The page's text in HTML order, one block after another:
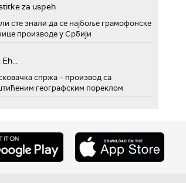
za uspeh
сте знали да се најбоље грамофонске
производе у Србији
спржа – производ са
географским пореклом